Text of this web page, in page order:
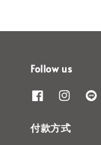
Follow us
付款方式